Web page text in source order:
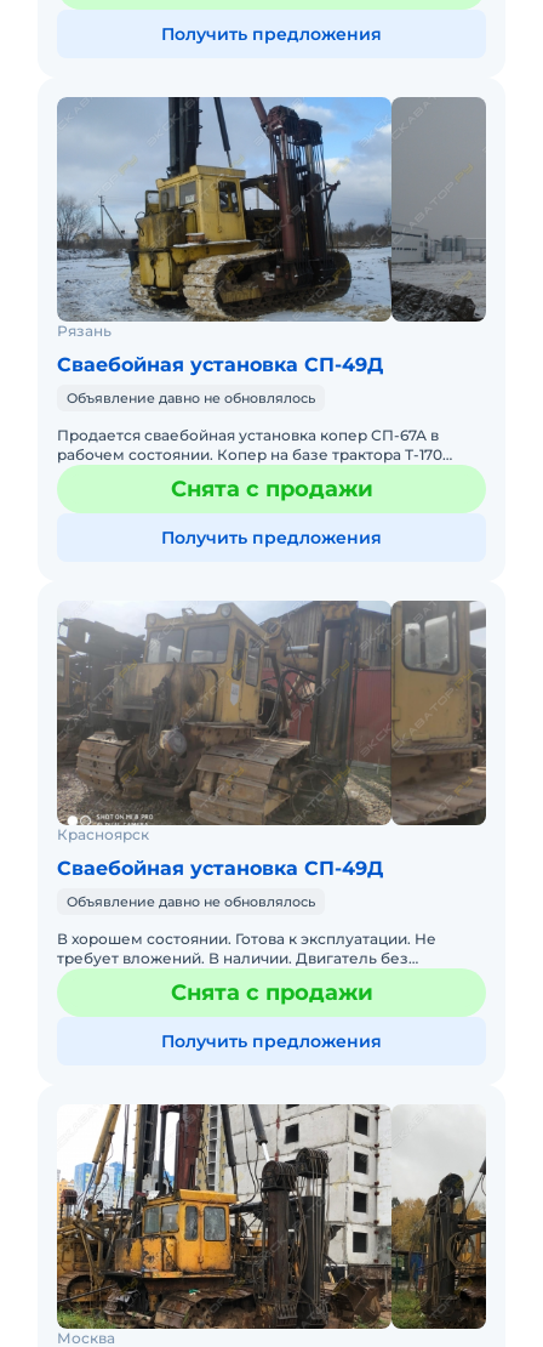
Получить предложения
Рязань
Сваебойная установка СП-49Д
Объявление давно не обновлялось
Продается сваебойная установка копер СП-67А в
рабочем состоянии. Копер на базе трактора Т-170
болотник 1987 года выпуска. Максимальная длина
погружаемой сваиСнята с продажи
Получить предложения
Красноярск
Сваебойная установка СП-49Д
Объявление давно не обновлялось
В хорошем состоянии. Готова к эксплуатации. Не
требует вложений. В наличии. Двигатель без
нареканий.
Снята с продажи
Получить предложения
Москва